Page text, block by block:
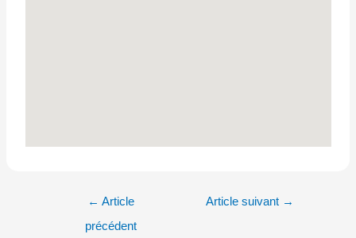
← Article
précédent
Article suivant →